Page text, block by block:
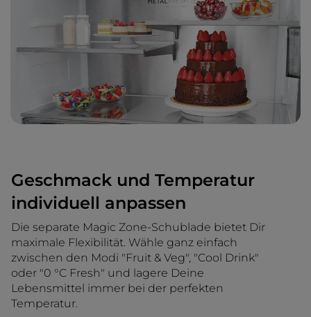
Geschmack und Temperatur
individuell anpassen
Die separate Magic Zone-Schublade bietet Dir
maximale Flexibilität. Wähle ganz einfach
zwischen den Modi "Fruit & Veg", "Cool Drink"
oder "0 °C Fresh" und lagere Deine
Lebensmittel immer bei der perfekten
Temperatur.